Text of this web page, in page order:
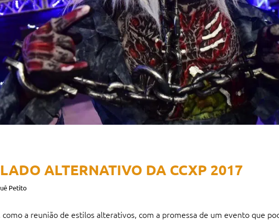
ALTERNATIVO DA CCXP 2017
Petito
a reunião de estilos alterativos, com a promessa de um evento que